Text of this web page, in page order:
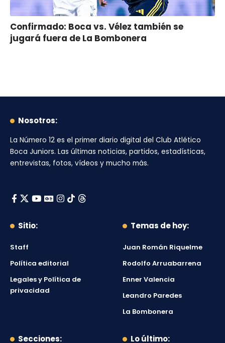
Confirmado: Boca vs. Vélez también se
jugará fuera de La Bombonera
Nosotros:
La Número 12 es el primer diario digital del Club Atlético
Boca Juniors. Las últimas noticias, partidos, estadísticas,
entrevistas, fotos, vídeos y mucho más.
Sitio:
Staff
Política editorial
Legales y Política de
privacidad
Temas de hoy:
Juan Román Riquelme
Rodolfo Arruabarrena
Enner Valencia
Leandro Paredes
La Bombonera
Secciones: Lo último: